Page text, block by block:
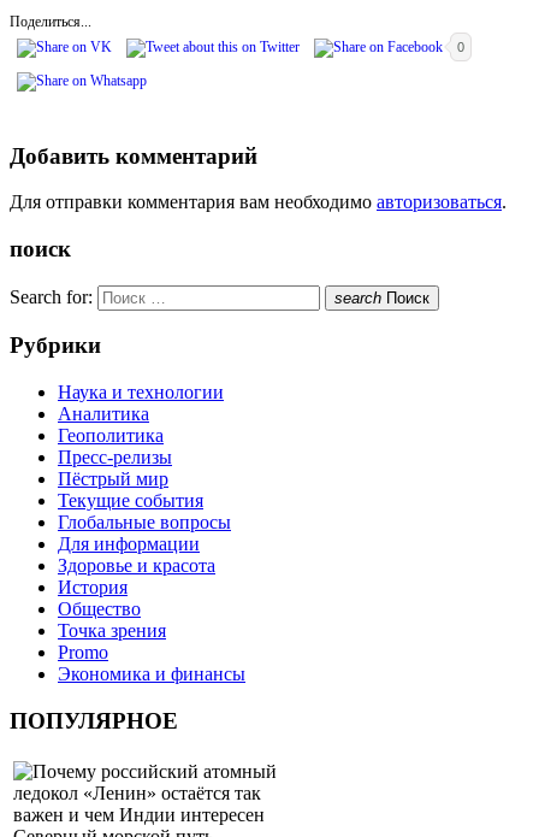
Поделиться...
0
Добавить комментарий
Для отправки комментария вам необходимо авторизоваться.
поиск
Search for: search Поиск
Рубрики
Наука и технологии
Аналитика
Геополитика
Пресс-релизы
Пёстрый мир
Текущие события
Глобальные вопросы
Для информации
Здоровье и красота
История
Общество
Точка зрения
Promo
Экономика и финансы
ПОПУЛЯРНОЕ